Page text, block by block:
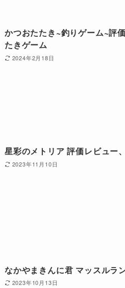
かつおたたき~釣りゲーム~評
たきゲーム
2024年2月18日
星彩のメトリア 評価レビュー
2023年11月10日
なかやまきんに君 マッスルラ
2023年10月13日